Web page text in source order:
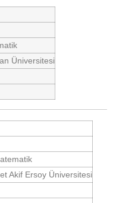
Üniversitesi
Akif Ersoy Üniversitesi